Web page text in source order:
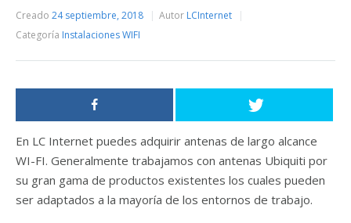
Creado 24 septiembre, 2018 Autor LCInternet
Categoría Instalaciones WIFI
En LC Internet puedes adquirir antenas de largo alcance
WI-FI. Generalmente trabajamos con antenas Ubiquiti por
su gran gama de productos existentes los cuales pueden
ser adaptados a la mayoría de los entornos de trabajo.